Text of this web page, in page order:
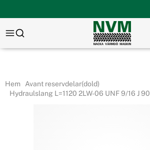
Hem
Avant reservdelar(dold)
Hydraulslang L=1120 2LW-06 UNF 9/16 J 90